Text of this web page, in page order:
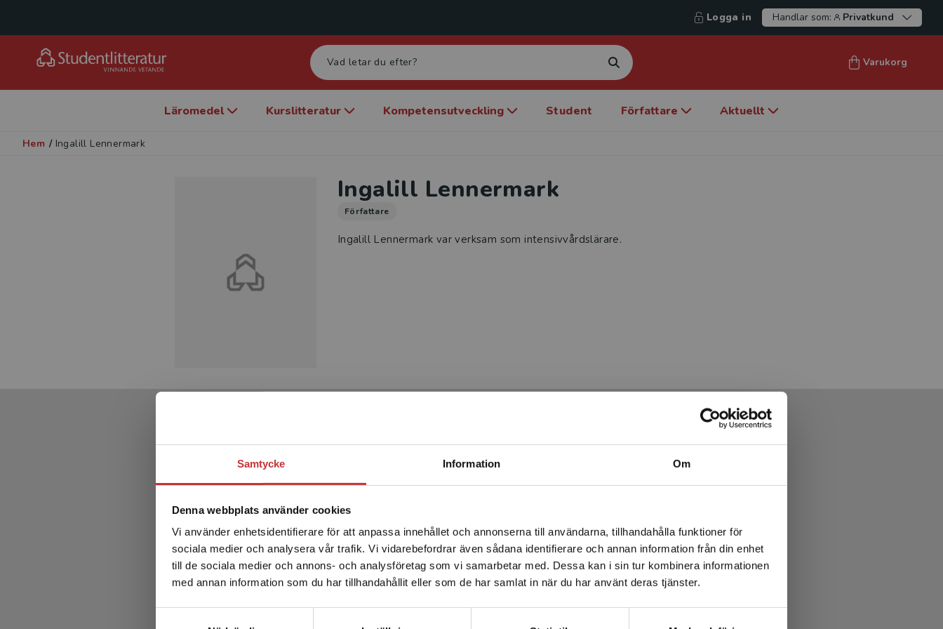
Samtycke Information Om
Denna webbplats använder cookies
Vi använder enhetsidentifierare för att anpassa innehållet och annonserna till användarna, tillhandahålla funktioner för
sociala medier och analysera vår trafik. Vi vidarebefordrar även sådana identifierare och annan information från din enhet
till de sociala medier och annons- och analysföretag som vi samarbetar med. Dessa kan i sin tur kombinera informationen
med annan information som du har tillhandahållit eller som de har samlat in när du har använt deras tjänster.
Begränsad fraktregion
Det verkar som att du besöker studentlitteratur.se via en
enhet utanför Sverige. Vi erbjuder inte leveranser utanför
Sverige. För att kunna slutföra ett köp måste
leveransadressen vara i Sverige.Läs mer
Logga in Handlar som: Privatkund
Varukorg
Läromedel Kurslitteratur Kompetensutveckling Student Författare Aktuellt
Hem / Ingalill Lennermark
Ingalill Lennermark
Författare
Ingalill Lennermark var verksam som intensivvårdslärare.
Produkter
Värt att veta om
Värt att veta om